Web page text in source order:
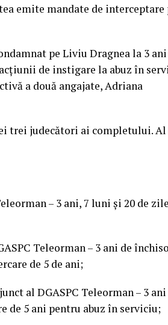
emite mandate de interceptare
pe Liviu Dragnea la 3
de instigare la abuz în
a două angajate, Adriana
trei judecători ai completului.
– 3 ani, 7 luni şi 20 de
Teleorman – 3 ani de
de 5 de ani;
al DGASPC Teleorman – 3 ani
de 5 ani pentru abuz în serviciu;